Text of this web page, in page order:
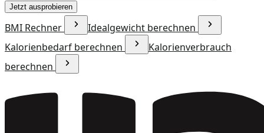
Jetzt ausprobieren
BMI Rechner
Idealgewicht berechnen
Kalorienbedarf berechnen
Kalorienverbrauch
berechnen